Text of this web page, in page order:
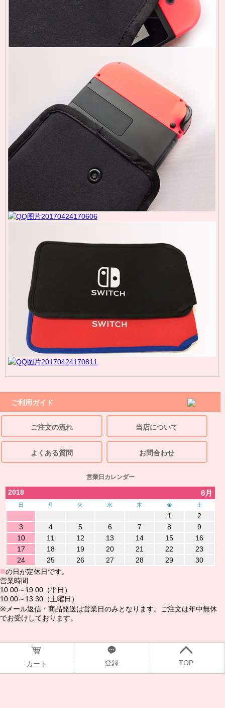
カート 登録 TOP
ご利用ガイド
ご注文の流れ 当店について
よくある質問 お問合わせ
営業日カレンダー
2018 6月
日 月 火 水 木 金 土
1
2
3
4 5 6 7 8
9
10
11 12 13 14 15
16
17
18 19 20 21 22
23
24
25 26 27 28 29 30
■の日が定休日です。
営業時間
10:00～19:00（平日）
10:00～13:30（土曜日）
※メール返信・商品発送は営業日のみとなります。ご注文は年中無休
でお受けしております。
@2016www.ndshop.jp